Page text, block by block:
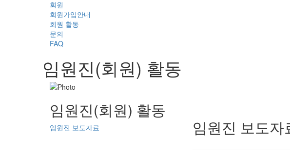
회원
회원가입안내
회원 활동
문의
FAQ
임원진(회원) 활동
임원진(회원) 활동
임원진 보도자료
임원진 보도자